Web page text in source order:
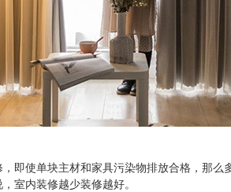
即使单块主材和家具污染物排放合格，那么
室内装修越少装修越好。